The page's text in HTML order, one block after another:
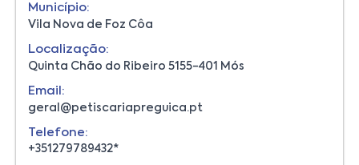
Município:
Vila Nova de Foz Côa
Localização:
Quinta Chão do Ribeiro 5155-401 Mós
Email:
geral@petiscariapreguica.pt
Telefone:
+351279789432*